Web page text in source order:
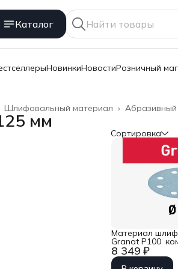
Каталог
НовинкиНовостиРозничный
Шлифовальный материал ›
мм
Сортировка
8 349 ₽
Материал
Granat P100.
STF D125/9 P